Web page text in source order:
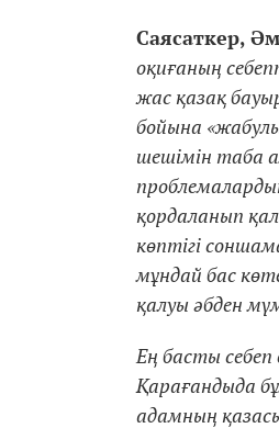
Саясаткер,
оқиғаның
жас қазақ
бойына
шешімін таба
қордаланып
көптігі
мұндай бас
қалуы әбден
Ең басты
Қарағандыда
адамның